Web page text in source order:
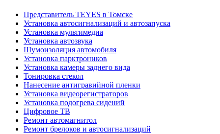
Представитель TEYES в Томске
Установка автосигнализаций и автозапуска
Установка мультимедиа
Установка автозвука
Шумоизоляция автомобиля
Установка парктроников
Установка камеры заднего вида
Тонировка стекол
Нанесение антигравийной пленки
Установка видеорегистраторов
Установка подогрева сидений
Цифровое ТВ
Ремонт автомагнитол
Ремонт брелоков и автосигнализаций